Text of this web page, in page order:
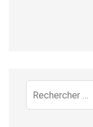
Recherche
pour